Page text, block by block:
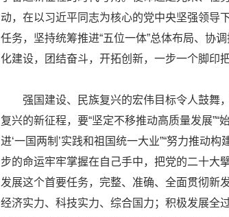
动，在以习近平同志为核心的党中央坚强领导
任务，坚持统筹推进“五位一体”总体布局、协
化建设，团结奋斗，开拓创新，一步一个脚印
强国建设、民族复兴的宏伟目标令人鼓舞
复兴的新征程，要“坚定不移推动高质量发展”“
进‘一国两制’实践和祖国统一大业”“努力推动
步的命运牢牢掌握在自己手中，把党的二十大
发展这个首要任务，完整、准确、全面贯彻新
经济实力、科技实力、综合国力；积极发展全